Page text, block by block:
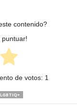
contenido?
puntuar!
de votos: 1
LGBTIQ+